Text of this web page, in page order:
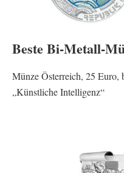
Beste Bi-Metall-
Münze Österreich, 25
„Künstliche Intelligenz“